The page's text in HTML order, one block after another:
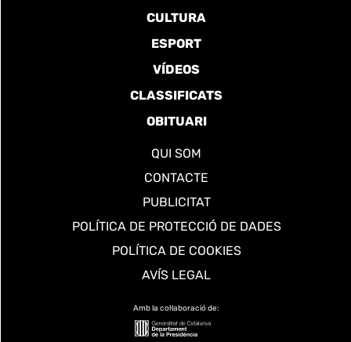
CULTURA
ESPORT
VÍDEOS
CLASSIFICATS
OBITUARI
QUI SOM
CONTACTE
PUBLICITAT
POLÍTICA DE PROTECCIÓ DE DADES
POLÍTICA DE COOKIES
AVÍS LEGAL
Amb la col·laboració de: